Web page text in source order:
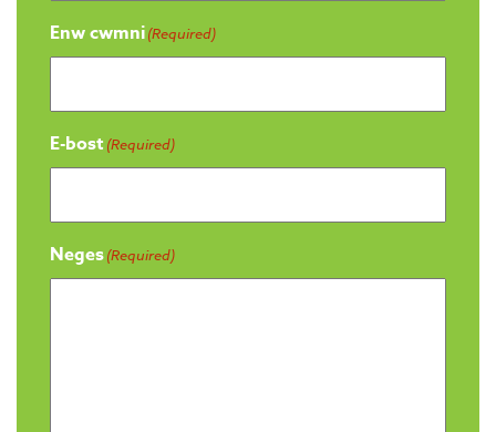
Enw cwmni(Required)
E-bost (Required)
Neges(Required)